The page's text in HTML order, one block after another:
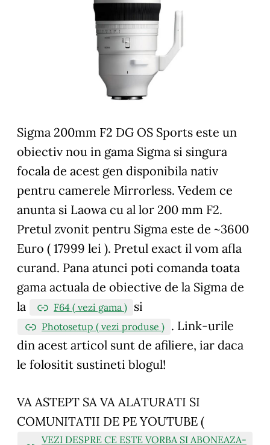
Sigma 200mm F2 DG OS Sports este un
obiectiv nou in gama Sigma si singura
focala de acest gen disponibila nativ
pentru camerele Mirrorless. Vedem ce
anunta si Laowa cu al lor 200 mm F2.
Pretul zvonit pentru Sigma este de ~3600
Euro ( 17999 lei ). Pretul exact il vom afla
curand. Pana atunci poti comanda toata
gama actuala de obiective de la Sigma de
la
F64 ( vezi gama ) si
Photosetup ( vezi produse ) . Link-urile
din acest articol sunt de afiliere, iar daca
le folositit sustineti blogul!
VA ASTEPT SA VA ALATURATI SI
COMUNITATII DE PE YOUTUBE (
VEZI DESPRE CE ESTE VORBA SI ABONEAZA-